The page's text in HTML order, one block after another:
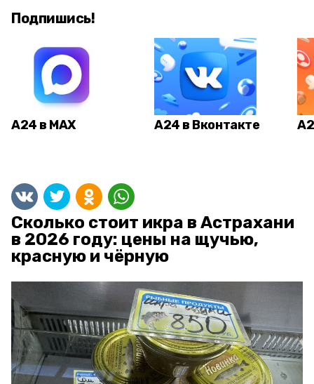
Подпишись!
А24 в MAX А24 в Вконтакте
Сколько стоит икра в Астрахани
в 2026 году: цены на щучью,
красную и чёрную